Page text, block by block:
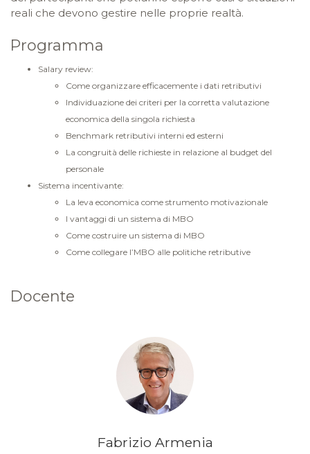
reali che devono gestire nelle proprie realtà.
Programma
Salary review:
Come organizzare efficacemente i dati retributivi
Individuazione dei criteri per la corretta valutazione
economica della singola richiesta
Benchmark retributivi interni ed esterni
La congruità delle richieste in relazione al budget del
personale
Sistema incentivante:
La leva economica come strumento motivazionale
I vantaggi di un sistema di MBO
Come costruire un sistema di MBO
Come collegare l’MBO alle politiche retributive
Docente
Fabrizio Armenia